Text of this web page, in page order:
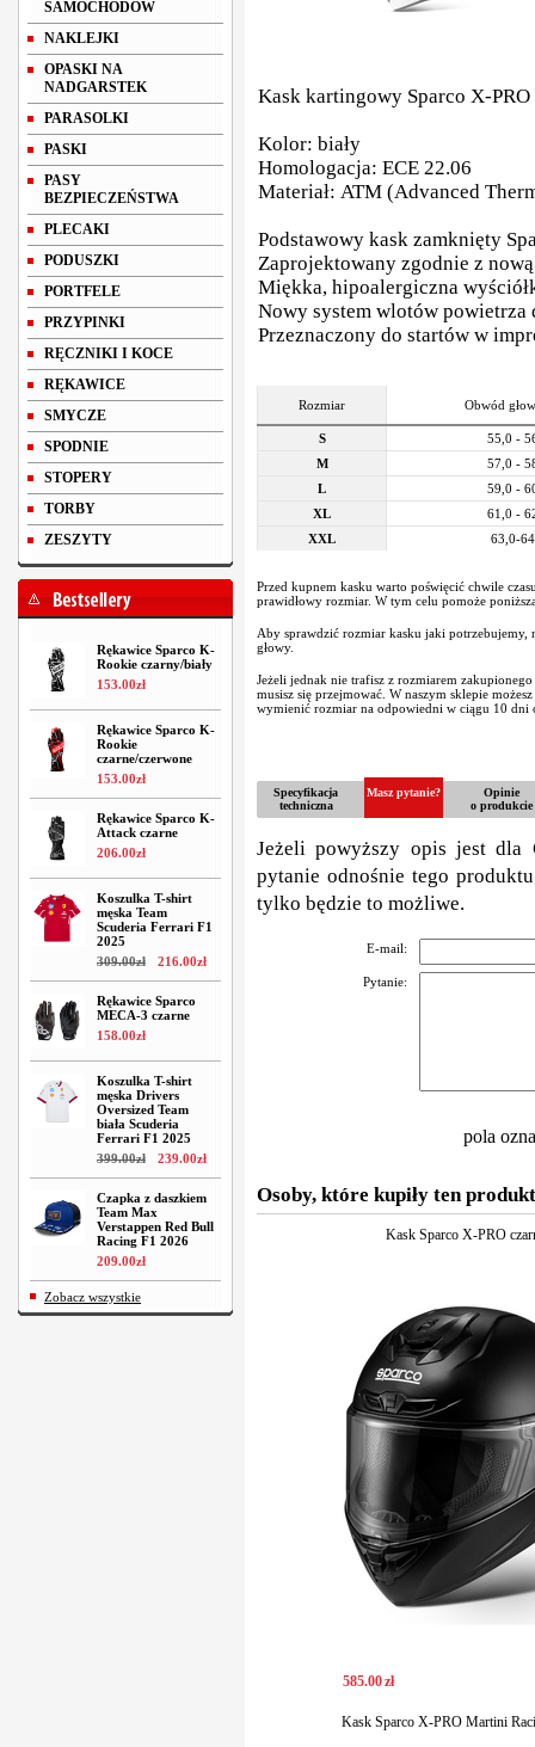
SAMOCHODÓW
NAKLEJKI
OPASKI NA
NADGARSTEK
PARASOLKI
PASKI
PASY
BEZPIECZEŃSTWA
PLECAKI
PODUSZKI
PORTFELE
PRZYPINKI
RĘCZNIKI I KOCE
RĘKAWICE
SMYCZE
SPODNIE
STOPERY
TORBY
ZESZYTY
Rękawice Sparco K-
Rookie czarny/biały
153.00zł
Rękawice Sparco K-
Rookie
czarne/czerwone
153.00zł
Rękawice Sparco K-
Attack czarne
206.00zł
Koszulka T-shirt
męska Team
Scuderia Ferrari F1
2025
309.00zł 216.00zł
Rękawice Sparco
MECA-3 czarne
158.00zł
Koszulka T-shirt
męska Drivers
Oversized Team
biała Scuderia
Ferrari F1 2025
399.00zł 239.00zł
Czapka z daszkiem
Team Max
Verstappen Red Bull
Racing F1 2026
209.00zł
Zobacz wszystkie
Kask kartingowy Sparco X-PRO
Kolor: biały
Homologacja: ECE 22.06
Materiał: ATM (Advanced
Podstawowy kask zamknięty
Zaprojektowany zgodnie z
Miękka, hipoalergiczna
Nowy system wlotów
Przeznaczony do startów w
Rozmiar Obwód
S
55,0 -
M
57,0 -
L
59,0 -
XL
61,0 -
XXL
63,0-
Przed kupnem kasku warto poświęcić chwile
prawidłowy rozmiar. W tym celu pomoże
Aby sprawdzić rozmiar kasku jaki potrzebujemy,
głowy.
Jeżeli jednak nie trafisz z rozmiarem
musisz się przejmować. W naszym sklepie
wymienić rozmiar na odpowiedni w ciągu 10 dni
Specyfikacja
techniczna
Masz pytanie?
Opinie
o produkcie
Jeżeli powyższy opis jest dla
pytanie odnośnie tego
tylko będzie to możliwe.
E-mail:
Pytanie:
pola
Osoby, które kupiły ten
Kask Sparco X-PRO
585.00zł
Kask Sparco X-PRO Martini